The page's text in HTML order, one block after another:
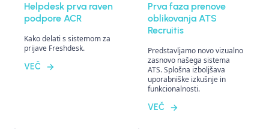
Helpdesk prva raven
podpore ACR
Kako delati s sistemom za
prijave Freshdesk.
VEČ
Prva faza prenove
oblikovanja ATS
Recruitis
Predstavljamo novo vizualno
zasnovo našega sistema
ATS. Splošna izboljšava
uporabniške izkušnje in
funkcionalnosti.
VEČ